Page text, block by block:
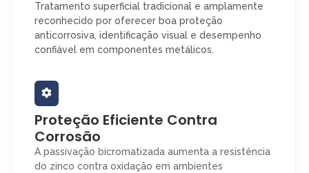
Tratamento superficial tradicional e amplamente
reconhecido por oferecer boa proteção
anticorrosiva, identificação visual e desempenho
confiável em componentes metálicos.
Proteção Eficiente Contra
Corrosão
A passivação bicromatizada aumenta a resistência
do zinco contra oxidação em ambientes